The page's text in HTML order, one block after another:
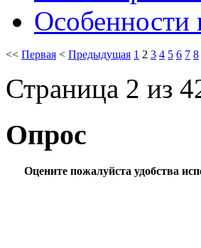
Особенности
<< Первая < Предыдущая 1 2 3 4 5 6 7 8
Страница 2 из
Опрос
Оцените пожалуйста удобства